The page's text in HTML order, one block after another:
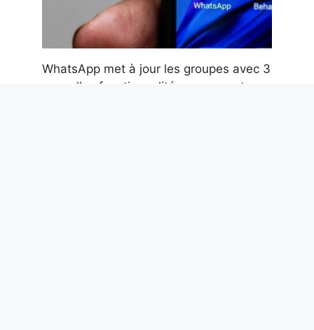
WhatsApp met à jour les groupes avec 3
nouvelles fonctionnalités : comment